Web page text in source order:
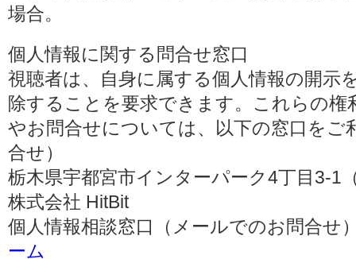
場合。
個人情報に関する問合せ窓口
視聴者は、自身に属する個人情報の開示
除することを要求できます。これらの権
やお問合せについては、以下の窓口をご
合せ）
栃木県宇都宮市インターパーク4丁目3-1
株式会社 HitBit
個人情報相談窓口（メールでのお問合せ
ーム